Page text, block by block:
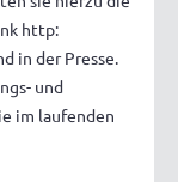
http:
in der Presse.
und
im laufenden